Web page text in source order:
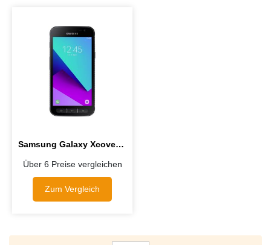
Samsung Galaxy Xcover 4 G390F
Über 6 Preise vergleichen
Zum Vergleich